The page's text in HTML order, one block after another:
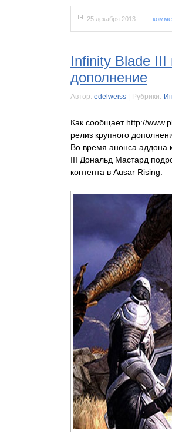
25 декабря 2013
Infinity Blade III
дополнение
Автор: edelweiss Рубрики:
Как сообщает http://
релиз крупного
Во время анонса аддона
III Дональд Мастард
контента в Ausar Rising.